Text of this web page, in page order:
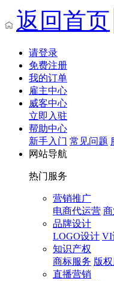
返回首页
请登录
免费注册
我的订单
雇主中心
威客中心
立即入驻
帮助中心
新手入门 常见问题
网站导航
热门服务
营销推广
电商代运营
品牌设计
LOGO设计 VI
知识产权
商标服务 版
直播营销